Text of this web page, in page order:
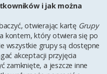
i jak można
otwierając kartę Grupy
kontem, który otwiera się po
wszystkie grupy są dostępne
akceptacji przyjęcia
zamknięte, a jeszcze inne